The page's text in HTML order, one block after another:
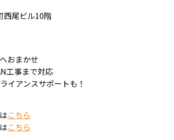
西尾ビル10階
おまかせ
工事まで対応
イアンスサポートも！
こちら
こちら